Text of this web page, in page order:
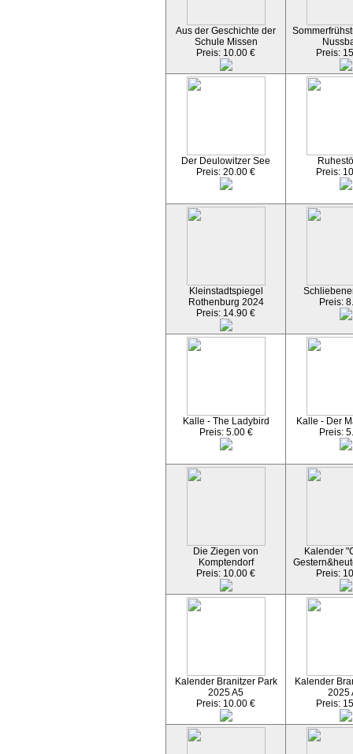
Aus der Geschichte der
Schule Missen
Preis: 10.00 €
Preis:
Der Deulowitzer See
Preis: 20.00 €
Preis:
Kleinstadtspiegel
Rothenburg 2024
Preis: 14.90 €
Preis:
Kalle - The Ladybird
Preis: 5.00 €
Kalle - Der
Preis:
Die Ziegen von
Komptendorf
Preis: 10.00 €
Kalender
Preis:
Kalender Branitzer Park
2025 A5
Preis: 10.00 €
Kalender
2025
Preis: